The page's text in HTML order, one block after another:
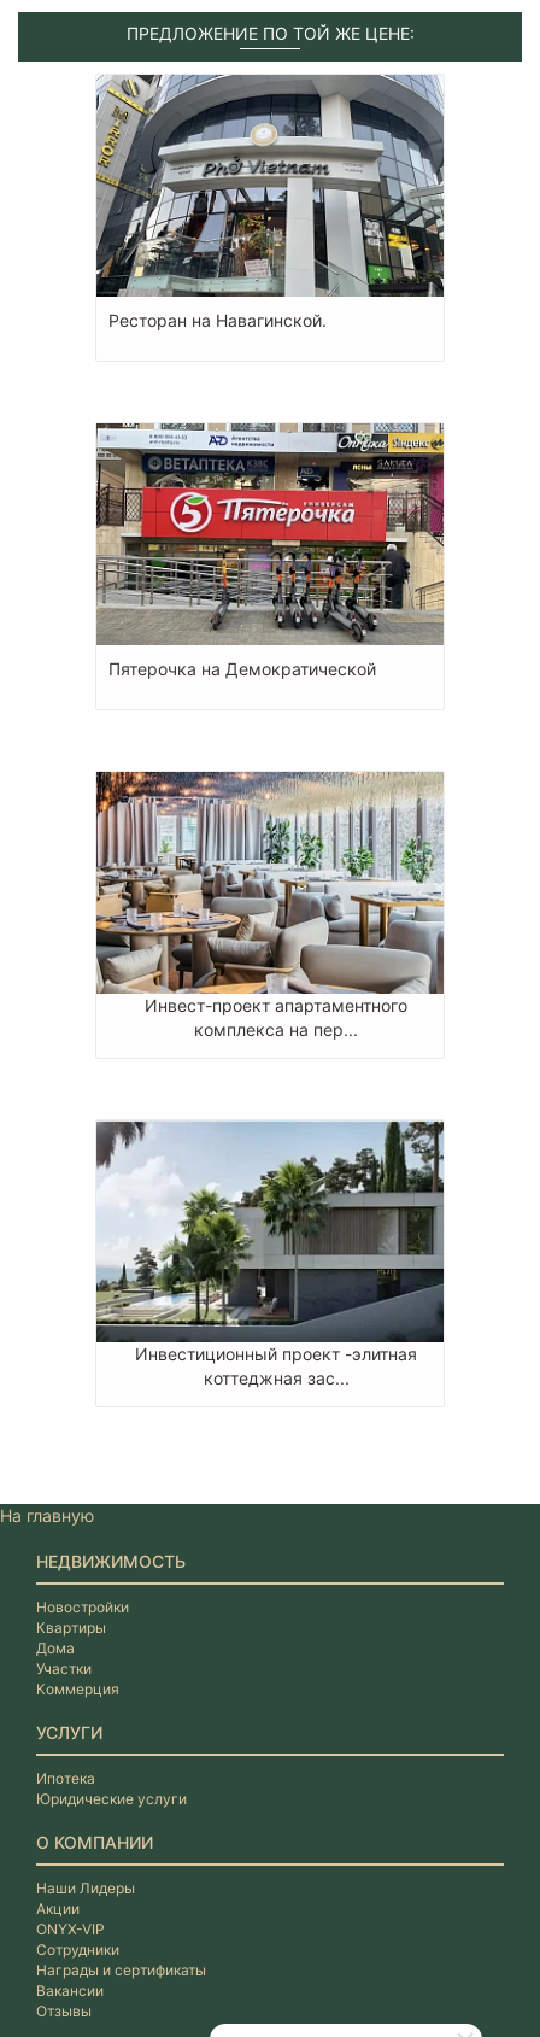
ПРЕДЛОЖЕНИЕ ПО ТОЙ ЖЕ ЦЕНЕ:
Ресторан на Навагинской.
Пятерочка на Демократической
Инвест-проект апартаментного
комплекса на пер...
Инвестиционный проект -элитная
коттеджная зас...
На главную
НЕДВИЖИМОСТЬ
Новостройки
Квартиры
Дома
Участки
Коммерция
УСЛУГИ
Ипотека
Юридические услуги
О КОМПАНИИ
Наши Лидеры
Акции
ONYX-VIP
Сотрудники
Награды и сертификаты
Вакансии
Отзывы